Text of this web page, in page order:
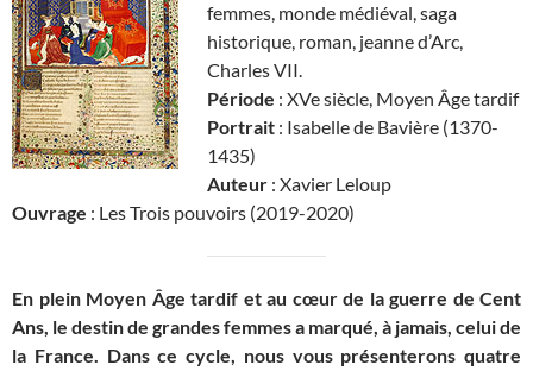
femmes, monde médiéval, saga
historique, roman, jeanne d’Arc,
Charles VII.
Période : XVe siècle, Moyen Âge tardif
Portrait : Isabelle de Bavière (1370-
1435)
Auteur : Xavier Leloup
Ouvrage : Les Trois pouvoirs (2019-2020)
En plein Moyen Âge tardif et au cœur de la guerre de Cent
Ans, le destin de grandes femmes a marqué, à jamais, celui de
la France. Dans ce cycle, nous vous présenterons quatre